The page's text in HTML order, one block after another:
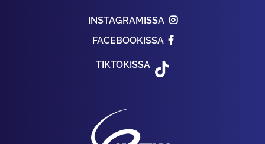
INSTAGRAMISSA
FACEBOOKISSA
TIKTOKISSA